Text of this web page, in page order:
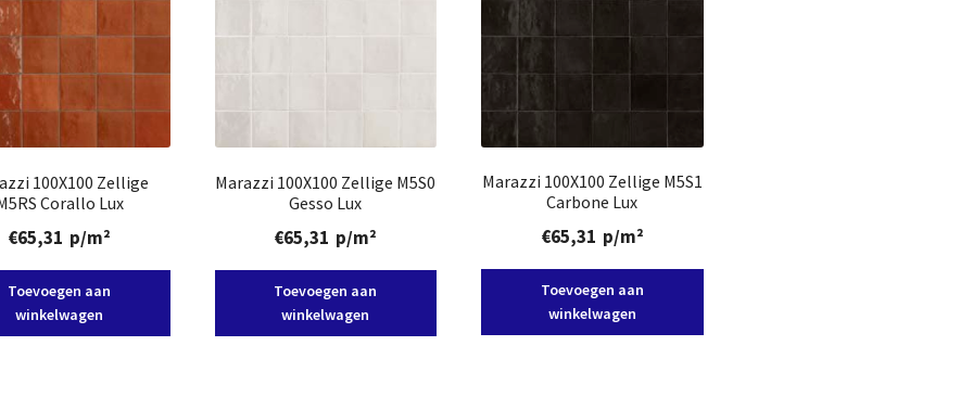
100X100 Zellige
Corallo Lux
€65,31 p/m²
Toevoegen aan
winkelwagen
Marazzi 100X100 Zellige M5S0
Gesso Lux
€65,31 p/m²
Toevoegen aan
winkelwagen
Marazzi 100X100 Zellige M5S1
Carbone Lux
€65,31 p/m²
Toevoegen aan
winkelwagen